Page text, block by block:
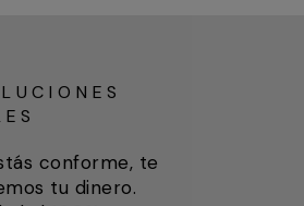
conforme, te
tu dinero.